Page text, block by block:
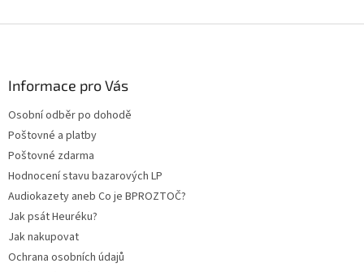
Informace pro Vás
Osobní odběr po dohodě
Poštovné a platby
Poštovné zdarma
Hodnocení stavu bazarových LP
Audiokazety aneb Co je BPROZTOČ?
Jak psát Heuréku?
Jak nakupovat
Ochrana osobních údajů